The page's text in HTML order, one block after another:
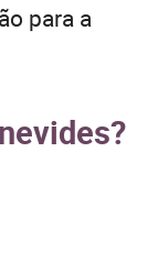
para a